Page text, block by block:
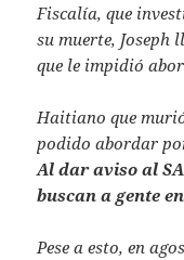
Fiscalía, que
su muerte, Joseph
que le impidió
Haitiano que
podido abordar
Al dar aviso al
buscan a gente
Pese a esto, en